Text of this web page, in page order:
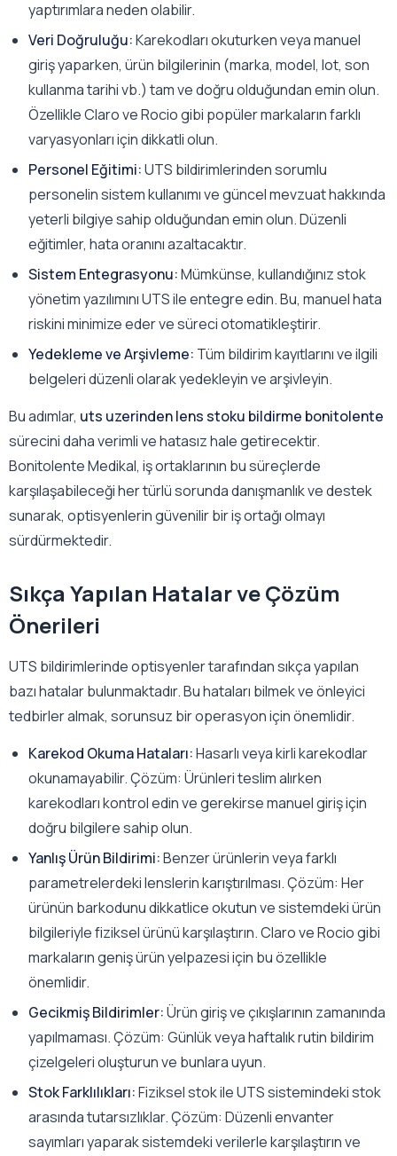
yaptırımlara neden olabilir.
Veri Doğruluğu:Karekodları okuturken veya manuel
giriş yaparken, ürün bilgilerinin (marka, model, lot, son
kullanma tarihi vb.) tam ve doğru olduğundan emin olun.
Özellikle Claro ve Rocio gibi popüler markaların farklı
varyasyonları için dikkatli olun.
Personel Eğitimi:UTS bildirimlerinden sorumlu
personelin sistem kullanımı ve güncel mevzuat hakkında
yeterli bilgiye sahip olduğundan emin olun. Düzenli
eğitimler, hata oranını azaltacaktır.
Sistem Entegrasyonu:Mümkünse, kullandığınız stok
yönetim yazılımını UTS ile entegre edin. Bu, manuel hata
riskini minimize eder ve süreci otomatikleştirir.
Yedekleme ve Arşivleme: Tüm bildirim kayıtlarını ve ilgili
belgeleri düzenli olarak yedekleyin ve arşivleyin.
Bu adımlar, uts uzerinden lens stoku bildirme bonitolente
sürecini daha verimli ve hatasız hale getirecektir.
Bonitolente Medikal, iş ortaklarının bu süreçlerde
karşılaşabileceği her türlü sorunda danışmanlık ve destek
sunarak, optisyenlerin güvenilir bir iş ortağı olmayı
sürdürmektedir.
Sıkça Yapılan Hatalar ve Çözüm
Önerileri
UTS bildirimlerinde optisyenler tarafından sıkça yapılan
bazı hatalar bulunmaktadır. Bu hataları bilmek ve önleyici
tedbirler almak, sorunsuz bir operasyon için önemlidir.
Karekod Okuma Hataları:Hasarlı veya kirli karekodlar
okunamayabilir. Çözüm: Ürünleri teslim alırken
karekodları kontrol edin ve gerekirse manuel giriş için
doğru bilgilere sahip olun.
Yanlış Ürün Bildirimi:Benzer ürünlerin veya farklı
parametrelerdeki lenslerin karıştırılması. Çözüm: Her
ürünün barkodunu dikkatlice okutun ve sistemdeki ürün
bilgileriyle fiziksel ürünü karşılaştırın. Claro ve Rocio gibi
markaların geniş ürün yelpazesi için bu özellikle
önemlidir.
Gecikmiş Bildirimler:Ürün giriş ve çıkışlarının zamanında
yapılmaması. Çözüm: Günlük veya haftalık rutin bildirim
çizelgeleri oluşturun ve bunlara uyun.
Stok Farklılıkları:Fiziksel stok ile UTS sistemindeki stok
arasında tutarsızlıklar. Çözüm: Düzenli envanter
sayımları yaparak sistemdeki verilerle karşılaştırın ve